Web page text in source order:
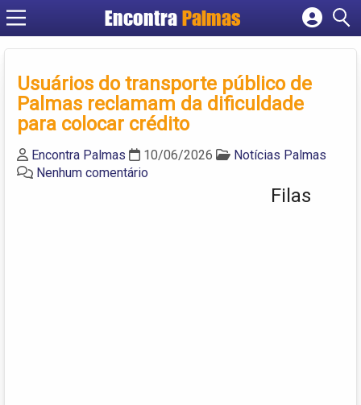
Encontra Palmas
Cadastrar empresa
Criar conta
Usuários do transporte público de
Palmas reclamam da dificuldade
para colocar crédito
Encontra Palmas 10/06/2026
Notícias Palmas
Nenhum comentário
Filas